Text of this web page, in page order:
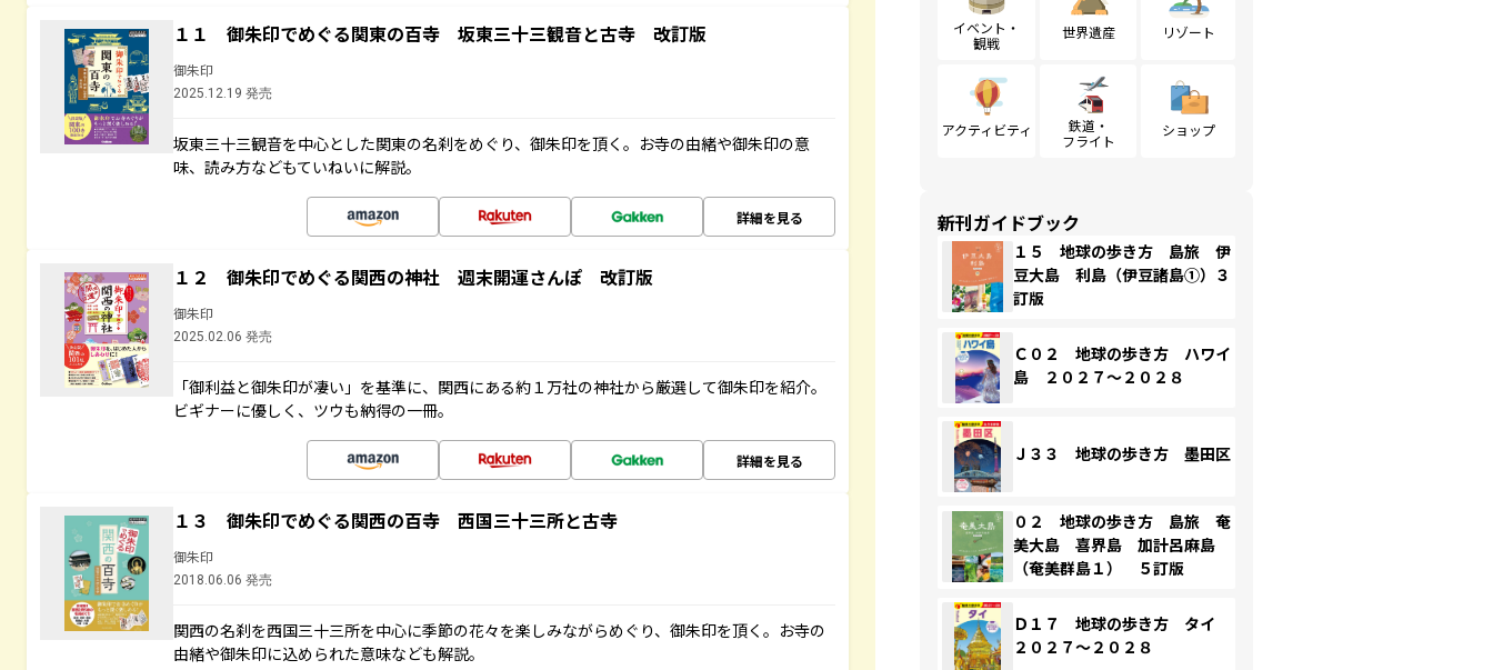
１１ 御朱印でめぐる関東の百寺 坂東三十三観音と古寺 改訂版
御朱印
2025.12.19 発売
坂東三十三観音を中心とした関東の名刹をめぐり、御朱印を頂く。お寺の由緒や御朱印の意
味、読み方などもていねいに解説。
詳細を見る
１２ 御朱印でめぐる関西の神社 週末開運さんぽ 改訂版
御朱印
2025.02.06 発売
「御利益と御朱印が凄い」を基準に、関西にある約１万社の神社から厳選して御朱印を紹介。
ビギナーに優しく、ツウも納得の一冊。
詳細を見る
１３ 御朱印でめぐる関西の百寺 西国三十三所と古寺
御朱印
2018.06.06 発売
関西の名刹を西国三十三所を中心に季節の花々を楽しみながらめぐり、御朱印を頂く。お寺の
由緒や御朱印に込められた意味なども解説。
イベント・
観戦
世界遺産 リゾート
アクティビティ
鉄道・
フライト
ショップ
新刊ガイドブック
１５ 地球の歩き方 島旅 伊
豆大島 利島（伊豆諸島①）３
訂版
Ｃ０２ 地球の歩き方 ハワイ
島 ２０２７～２０２８
Ｊ３３ 地球の歩き方 墨田区
０２ 地球の歩き方 島旅 奄
美大島 喜界島 加計呂麻島
（奄美群島１） ５訂版
Ｄ１７ 地球の歩き方 タイ
２０２７～２０２８